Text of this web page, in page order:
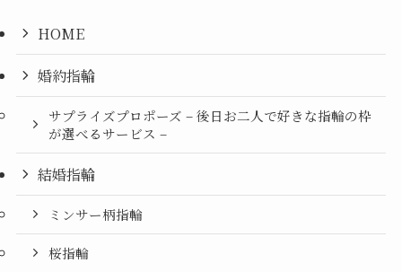
HOME
婚約指輪
サプライズプロポーズ – 後日お二人で好きな指輪の枠
が選べるサービス –
結婚指輪
ミンサー柄指輪
桜指輪